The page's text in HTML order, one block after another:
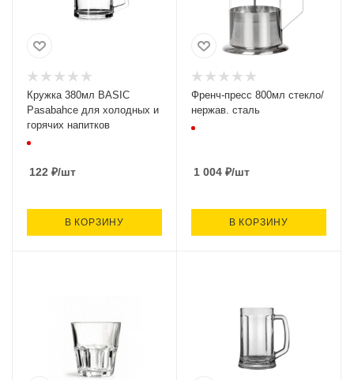
Кружка 380мл BASIC
Pasabahce для холодных и
горячих напитков
122 ₽/шт
В КОРЗИНУ
Френч-пресс 800мл стекло/
нержав. сталь
1 004 ₽/шт
В КОРЗИНУ